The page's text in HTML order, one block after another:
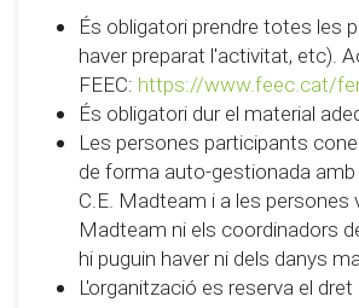
És obligatori prendre totes les
haver preparat l'activitat, etc).
FEEC: https://www.feec.cat/
És obligatori dur el material
Les persones participants
de forma auto-gestionada
C.E. Madteam i a les persones
Madteam ni els coordinadors
hi puguin haver ni dels danys
L'organització es reserva el